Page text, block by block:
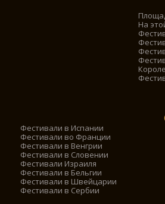
На
Фестивали в Испании
Фестивали во Франции
Фестивали в Венгрии
Фестивали в Словении
Фестивали Израиля
Фестивали в Бельгии
Фестивали в Швейцарии
Фестивали в Сербии